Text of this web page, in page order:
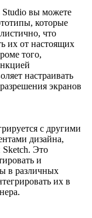
вы можете
которые
что
их от настоящих
того,
настраивать
экранов
с другими
дизайна,
Sketch. Это
и
в различных
их в